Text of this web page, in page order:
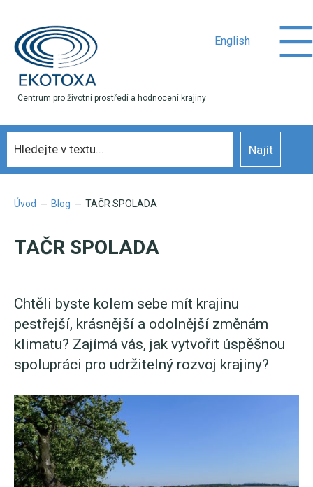
English
Centrum pro životní prostředí a hodnocení krajiny
Úvod — Blog — TAČR SPOLADA
TAČR SPOLADA
Chtěli byste kolem sebe mít krajinu
pestřejší, krásnější a odolnější změnám
klimatu? Zajímá vás, jak vytvořit úspěšnou
spolupráci pro udržitelný rozvoj krajiny?